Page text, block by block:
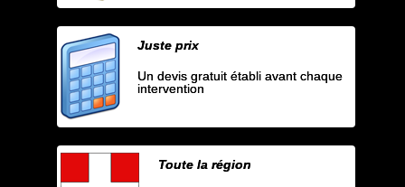
Juste prix
Un devis gratuit établi avant chaque
intervention
Toute la région